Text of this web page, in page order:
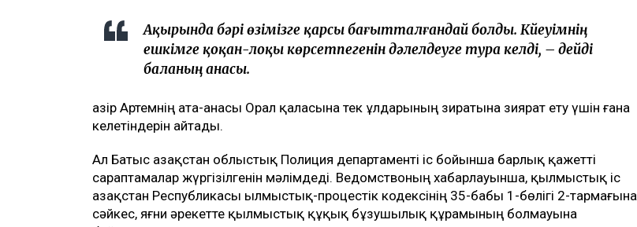
Ақырында бәрі өзімізге қарсы бағытталғандай болды. Күйеуімнің
ешкімге қоқан-лоқы көрсетпегенін дәлелдеуге тура келді, – дейді
баланың анасы.
Қазір Артемнің ата-анасы Орал қаласына тек ұлдарының зиратына зиярат ету үшін ғана
келетіндерін айтады.
Ал Батыс Қазақстан облыстық Полиция департаменті іс бойынша барлық қажетті
сараптамалар жүргізілгенін мәлімдеді. Ведомствоның хабарлауынша, қылмыстық іс
Қазақстан Республикасы Қылмыстық-процестік кодексінің 35-бабы 1-бөлігі 2-тармағына
сәйкес, яғни әрекетте қылмыстық құқық бұзушылық құрамының болмауына